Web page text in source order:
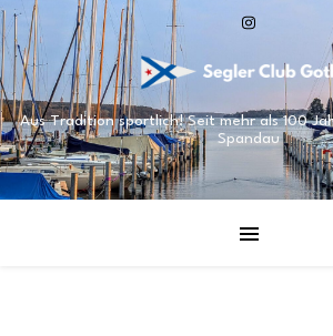
Aus Tradition sportlich! Seit mehr als 100
Spandau